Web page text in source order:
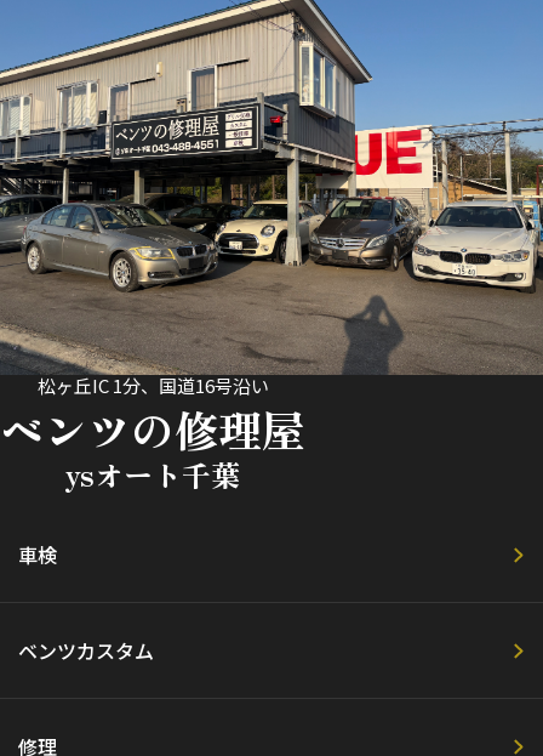
松ヶ丘IC 1分、国道16号沿い
ベンツの修理屋
ysオート千葉
車検
ベンツカスタム
修理